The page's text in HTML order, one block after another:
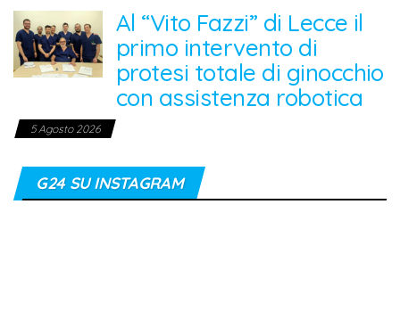
Al “Vito Fazzi” di Lecce il
primo intervento di
protesi totale di ginocchio
con assistenza robotica
5 Agosto 2026
G24 SU INSTAGRAM